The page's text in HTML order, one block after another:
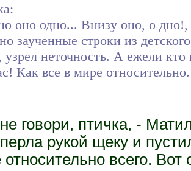
оно одно... Внизу оно, о
заученные строки из
узрел неточность. А ежели
Как все в мире
говори, птичка, -
рукой щеку и
относительно всего. Вот